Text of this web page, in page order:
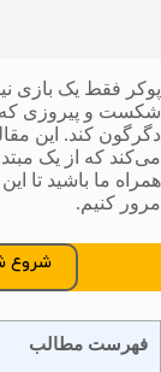
پوکر فقط یک بازی
شکست و پیروزی که
دگرگون کند. این
می‌کند که از یک
همراه ما باشید تا
مرور کنیم.
شروع
فهرست مطالب